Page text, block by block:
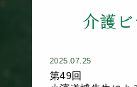
介護
2025.07.25
第49回